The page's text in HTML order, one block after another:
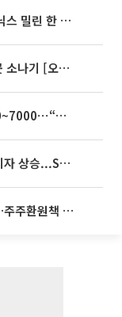
[베스트&워스트] 삼성전자·SK하이닉스 밀린 한 주…상상인증권은 85% 급등
35도 안팎 무더위 이어져…전국 곳곳 소나기 [오늘 날씨]
[주간증시전망] 다음주 코스피 6000~7000⋯“外人 수급은 정책이 변수”
뉴욕증시, 연준 금리인상 기대감 꺾이자 상승...S&P500 사상 최고치 [종합]
SK하이닉스, 분기배당 375원 확정…주주환원책 9월로 앞당겨 발표